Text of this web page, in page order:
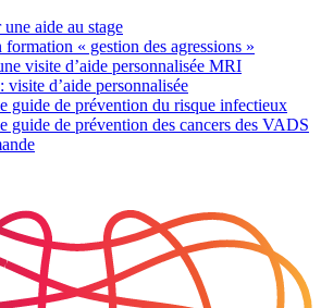
aide au stage
« gestion des agressions »
visite d’aide personnalisée MRI
visite d’aide personnalisée
guide de prévention du risque infectieux
guide de prévention des cancers des VADS